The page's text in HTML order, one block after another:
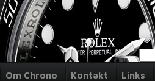
Om Chrono Kontakt Links